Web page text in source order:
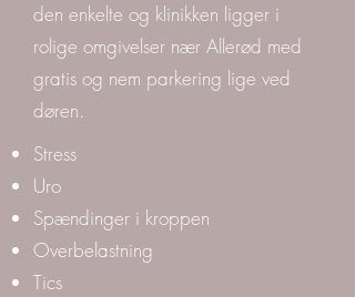
den enkelte og klinikken ligger i
rolige omgivelser nær Allerød med
gratis og nem parkering lige ved
døren.
Stress
Uro
Spændinger i kroppen
Overbelastning
Tics